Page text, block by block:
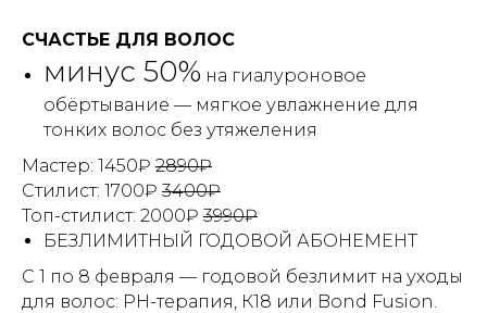
СЧАСТЬЕ ДЛЯ ВОЛОС
минус 50% на гиалуроновое
обёртывание — мягкое увлажнение для
тонких волос без утяжеления
Мастер: 1450₽ 2890₽
Стилист: 1700₽ 3400₽
Топ-стилист: 2000₽ 3990₽
БЕЗЛИМИТНЫЙ ГОДОВОЙ АБОНЕМЕНТ
С 1 по 8 февраля — годовой безлимит на уходы
для волос: PH-терапия, К18 или Bond Fusion.